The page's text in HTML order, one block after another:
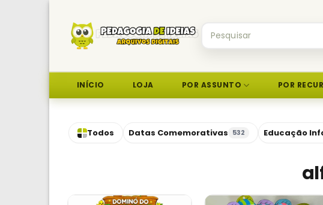
content
por:
INÍCIO LOJA POR ASSUNTO POR
Todos Datas Comemorativas 532 Educação